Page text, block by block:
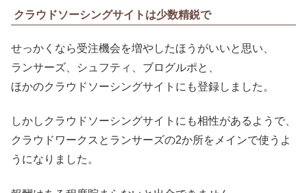
クラウドソーシングサイトは少数精鋭で
せっかくなら受注機会を増やしたほうがいいと思い、
ランサーズ、シュフティ、ブログルポと、
ほかのクラウドソーシングサイトにも登録しました。
しかしクラウドソーシングサイトにも相性があるようで、
クラウドワークスとランサーズの2か所をメインで使うよ
うになりました。